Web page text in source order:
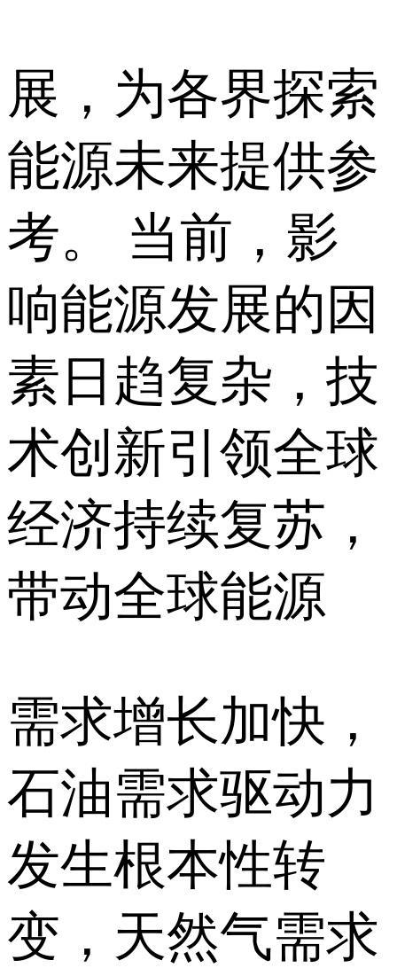
展，为各界探索
能源未来提供参
考。 当前，影
响能源发展的因
素日趋复杂，技
术创新引领全球
经济持续复苏，
带动全球能源
需求增长加快，
石油需求驱动力
发生根本性转
变，天然气需求